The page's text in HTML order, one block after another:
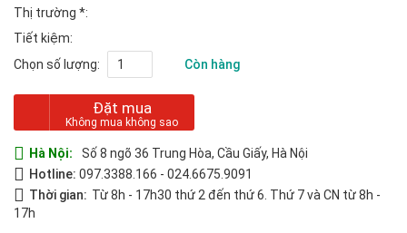
Thị trường *:
Tiết kiệm:
Chọn số lượng:
Còn hàng
Đặt mua
Hà Nội:
Số 8 ngõ 36 Trung Hòa, Cầu Giấy, Hà Nội
Hotline: 097.3388.166 - 024.6675.9091
Thời gian: Từ 8h - 17h30 thứ 2 đến thứ 6. Thứ 7 và CN từ 8h -
17h